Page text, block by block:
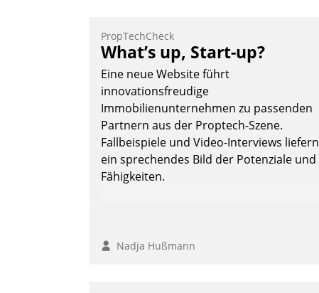
PropTechCheck
What’s up, Start-up?
Eine neue Website führt
innovationsfreudige
Immobilienunternehmen zu passenden
Partnern aus der Proptech-Szene.
Fallbeispiele und Video-Interviews liefern
ein sprechendes Bild der Potenziale und
Fähigkeiten.
Nadja Hußmann